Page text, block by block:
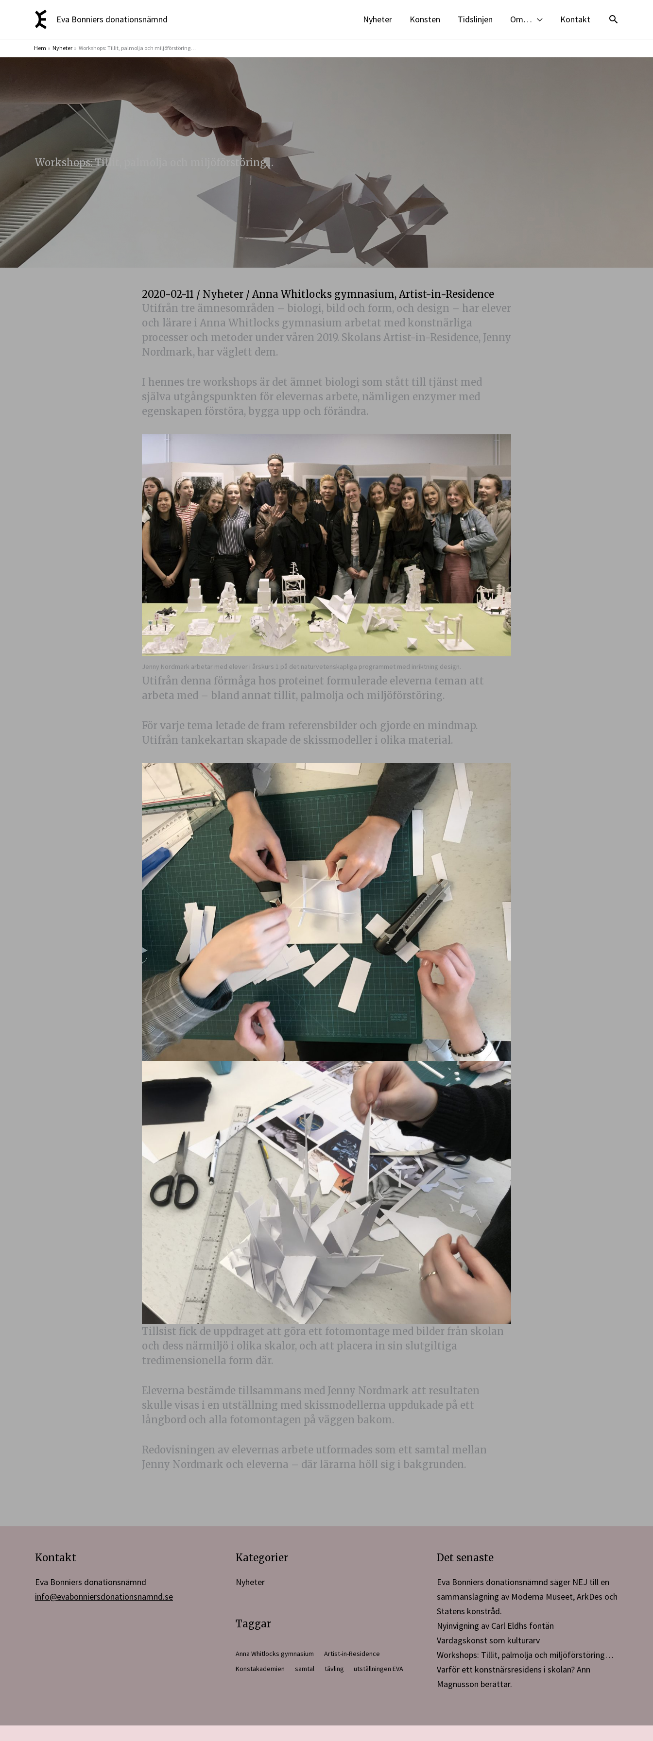
innehåll
Eva Bonniers donationsnämnd Nyheter Konsten Tidslinjen Om… Kontakt
Hem Nyheter Workshops: Tillit, palmolja och miljöförstöring…
Workshops: Tillit, palmolja och miljöförstöring…
2020-02-11 / Nyheter / Anna Whitlocks gymnasium, Artist-in-Residence
Utifrån tre ämnesområden – biologi, bild och form, och design – har elever
och lärare i Anna Whitlocks gymnasium arbetat med konstnärliga
processer och metoder under våren 2019. Skolans Artist-in-Residence, Jenny
Nordmark, har väglett dem.
I hennes tre workshops är det ämnet biologi som stått till tjänst med
själva utgångspunkten för elevernas arbete, nämligen enzymer med
egenskapen förstöra, bygga upp och förändra.
Jenny Nordmark arbetar med elever i årskurs 1 på det naturvetenskapliga programmet med inriktning design.
Utifrån denna förmåga hos proteinet formulerade eleverna teman att
arbeta med – bland annat tillit, palmolja och miljöförstöring.
För varje tema letade de fram referensbilder och gjorde en mindmap.
Utifrån tankekartan skapade de skissmodeller i olika material.
Tillsist fick de uppdraget att göra ett fotomontage med bilder från skolan
och dess närmiljö i olika skalor, och att placera in sin slutgiltiga
tredimensionella form där.
Eleverna bestämde tillsammans med Jenny Nordmark att resultaten
skulle visas i en utställning med skissmodellerna uppdukade på ett
långbord och alla fotomontagen på väggen bakom.
Redovisningen av elevernas arbete utformades som ett samtal mellan
Jenny Nordmark och eleverna – där lärarna höll sig i bakgrunden.
Kontakt
Eva Bonniers donationsnämnd
info@evabonniersdonationsnamnd.se
Kategorier
Nyheter
Taggar
Anna Whitlocks gymnasium
Artist-in-Residence
Konstakademien
samtal tävling utställningen EVA
Det senaste
Eva Bonniers donationsnämnd säger NEJ till en
sammanslagning av Moderna Museet, ArkDes och
Statens konstråd.
Nyinvigning av Carl Eldhs fontän
Vardagskonst som kulturarv
Workshops: Tillit, palmolja och miljöförstöring…
Varför ett konstnärsresidens i skolan? Ann
Magnusson berättar.